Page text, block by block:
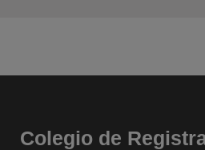
Colegio de